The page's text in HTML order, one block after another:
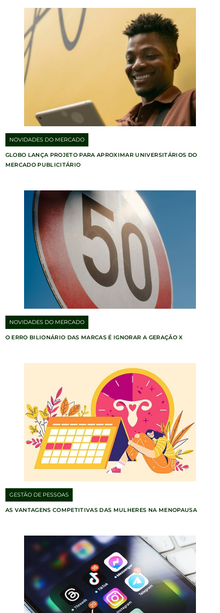
NOVIDADES DO MERCADO
GLOBO LANÇA PROJETO PARA APROXIMAR UNIVERSITÁRIOS DO
MERCADO PUBLICITÁRIO
NOVIDADES DO MERCADO
O ERRO BILIONÁRIO DAS MARCAS É IGNORAR A GERAÇÃO X
GESTÃO DE PESSOAS
AS VANTAGENS COMPETITIVAS DAS MULHERES NA MENOPAUSA